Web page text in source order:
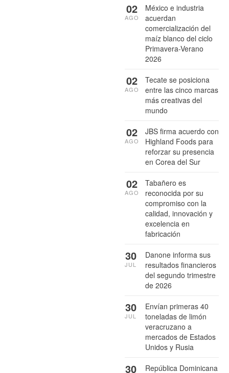
México e industria
acuerdan
comercialización del
maíz blanco del ciclo
Primavera-Verano
2026
02
AGO
Tecate se posiciona
entre las cinco marcas
más creativas del
mundo
02
AGO
JBS firma acuerdo con
Highland Foods para
reforzar su presencia
en Corea del Sur
02
AGO
Tabañero es
reconocida por su
compromiso con la
calidad, innovación y
excelencia en
fabricación
02
AGO
Danone informa sus
resultados financieros
del segundo trimestre
de 2026
30
JUL
Envían primeras 40
toneladas de limón
veracruzano a
mercados de Estados
Unidos y Rusia
30
JUL
República Dominicana
30